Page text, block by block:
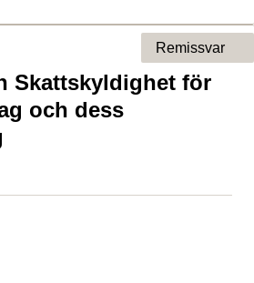
Skattskyldighet för
och dess
Remissvar